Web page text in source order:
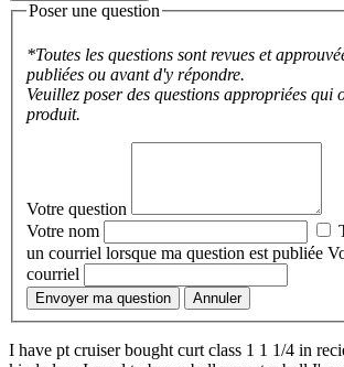
Poser une question
*Toutes les questions sont revues et
publiées ou avant d'y répondre.
Veuillez poser des questions appropriées qui
produit.
Votre question
Votre nom
un courriel lorsque ma question est publiée
courriel
Envoyer ma question Annuler
I have pt cruiser bought curt class 1 1 1/4 in